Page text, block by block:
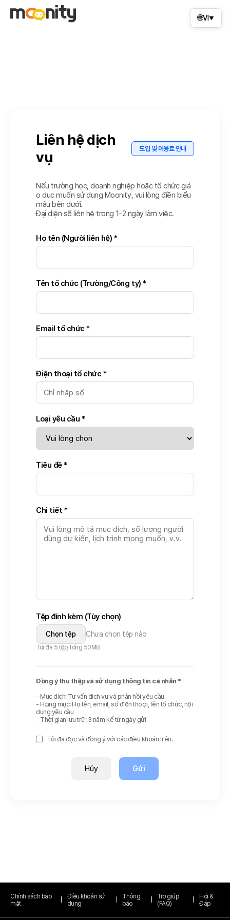
🌐VI ▼
Liên hệ dịch
vụ
도입 및 이용료 안내
Nếu trường học, doanh nghiệp hoặc tổ chức giá
o dục muốn sử dụng Moonity, vui lòng điền biểu
mẫu bên dưới.
Đại diện sẽ liên hệ trong 1–2 ngày làm việc.
Họ tên (Người liên hệ) *
Tên tổ chức (Trường/Công ty) *
Email tổ chức *
Điện thoại tổ chức *
Loại yêu cầu *
Tiêu đề *
Chi tiết *
Tệp đính kèm (Tùy chọn)
Chọn tệp Chưa chọn tệp nào
Tối đa 5 tệp, tổng 50MB
Đồng ý thu thập và sử dụng thông tin cá nhân *
- Mục đích: Tư vấn dịch vụ và phản hồi yêu cầu
- Hạng mục: Họ tên, email, số điện thoại, tên tổ chức, nội
dung yêu cầu
- Thời gian lưu trữ: 3 năm kể từ ngày gửi
Tôi đã đọc và đồng ý với các điều khoản trên.
Hủy Gửi
Chính sách bảo
mật
Điều khoản sử
dụng
Thông
báo
Trợ giúp
(FAQ)
Hỏi &
Đáp